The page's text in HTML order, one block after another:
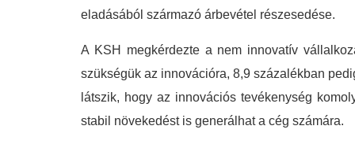
eladásából származó árbevétel részesedése.
A KSH megkérdezte a nem innovatív
szükségük az innovációra, 8,9 százalékban
látszik, hogy az innovációs tevékenység
stabil növekedést is generálhat a cég számára.